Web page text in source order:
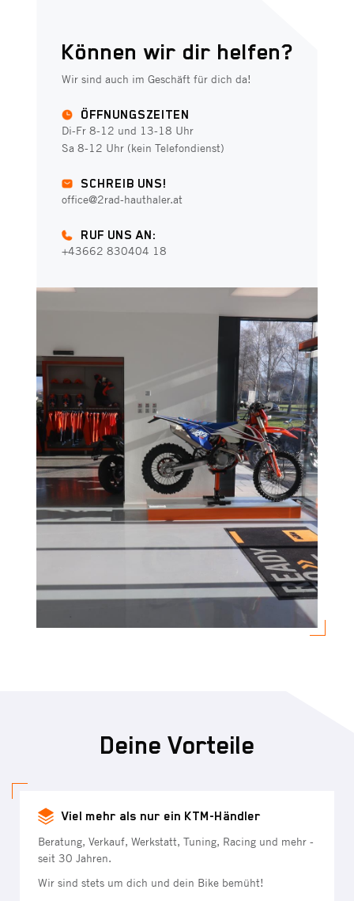
Können wir dir helfen?
Wir sind auch im Geschäft für dich da!
ÖFFNUNGSZEITEN
Di-Fr 8-12 und 13-18 Uhr
Sa 8-12 Uhr (kein Telefondienst)
SCHREIB UNS!
office@2rad-hauthaler.at
RUF UNS AN:
+43662 830404 18
Deine Vorteile
Viel mehr als nur ein KTM-Händler
Beratung, Verkauf, Werkstatt, Tuning, Racing und mehr -
seit 30 Jahren.
Wir sind stets um dich und dein Bike bemüht!